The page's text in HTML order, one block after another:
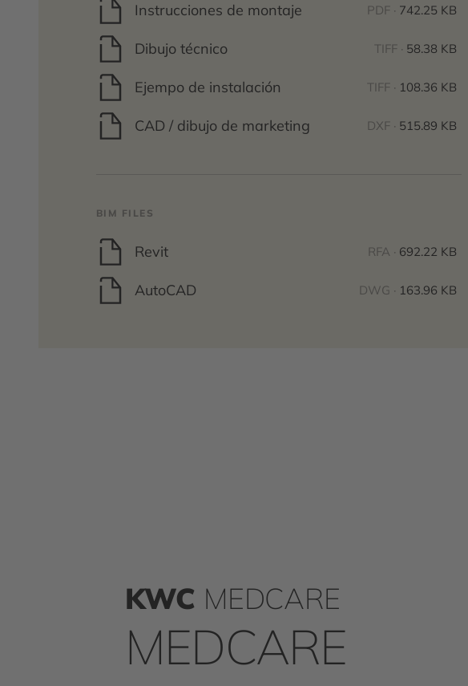
Instrucciones de montaje PDF · 742.25 KB
Dibujo técnico TIFF · 58.38 KB
Ejempo de instalación TIFF · 108.36 KB
CAD / dibujo de marketing DXF · 515.89 KB
BIM FILES
Revit RFA · 692.22 KB
AutoCAD DWG · 163.96 KB
KWC MEDCARE
MEDCARE